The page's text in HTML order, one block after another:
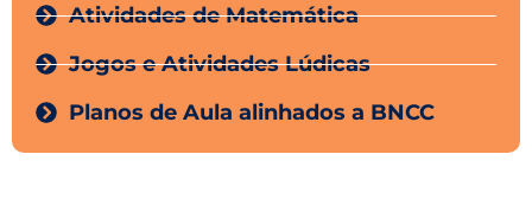
Atividades de Matemática
Jogos e Atividades Lúdicas
Planos de Aula alinhados a BNCC